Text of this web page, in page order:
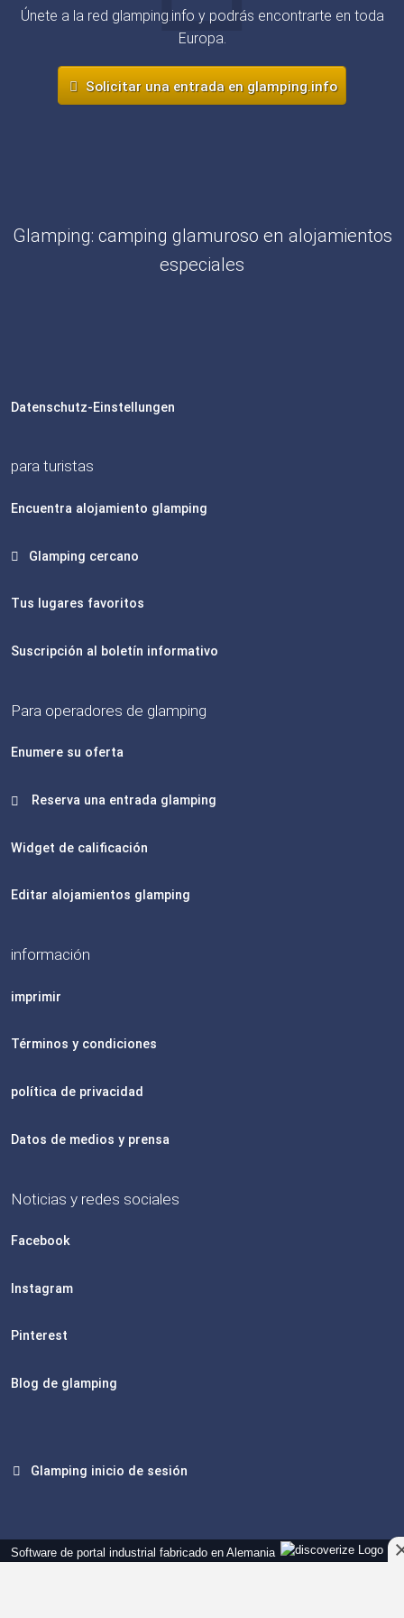
Únete a la red glamping.info y podrás encontrarte en toda
Europa.
Solicitar una entrada en glamping.info
Glamping: camping glamuroso en alojamientos
especiales
Datenschutz-Einstellungen
para turistas
Encuentra alojamiento glamping
Glamping cercano
Tus lugares favoritos
Suscripción al boletín informativo
Para operadores de glamping
Enumere su oferta
Reserva una entrada glamping
Widget de calificación
Editar alojamientos glamping
información
imprimir
Términos y condiciones
política de privacidad
Datos de medios y prensa
Noticias y redes sociales
Facebook
Instagram
Pinterest
Blog de glamping
Glamping inicio de sesión
Software de portal industrial fabricado en Alemania